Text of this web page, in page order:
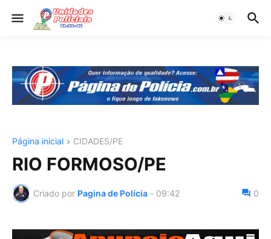
Página inicial CIDADES/PE
RIO FORMOSO/PE
Criado por Pagina de Polícia - 09:42 0